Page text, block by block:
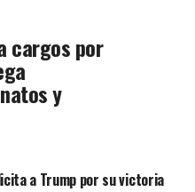
cargos por
y
a Trump por su victoria